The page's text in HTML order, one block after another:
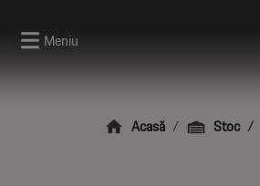
Meniu
Acasă Stoc